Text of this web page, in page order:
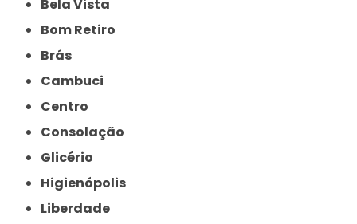
Bela Vista
Bom Retiro
Brás
Cambuci
Centro
Consolação
Glicério
Higienópolis
Liberdade